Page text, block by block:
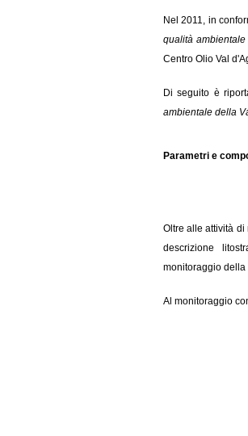
Nel 2011, in
qualità
Centro Olio Val
Di seguito è
ambientale della
Parametri e
Oltre alle attività
descrizione
monitoraggio della
Al monitoraggio